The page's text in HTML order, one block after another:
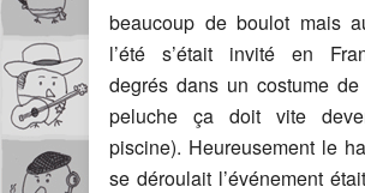
beaucoup de boulot mais
l’été s’était invité en
degrés dans un costume
peluche ça doit vite
piscine). Heureusement le
se déroulait l’événement